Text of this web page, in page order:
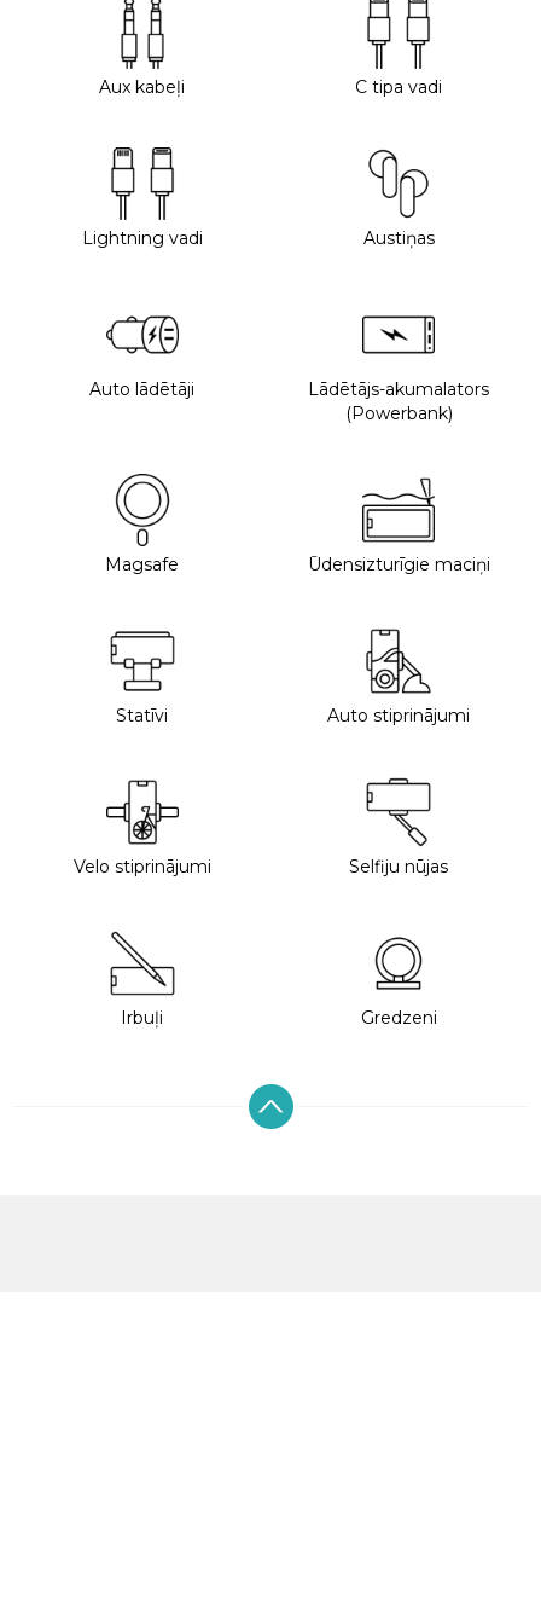
Aux kabeļi C tipa vadi
Lightning vadi Austiņas
Auto lādētāji
Lādētājs-akumalators
(Powerbank)
Magsafe Ūdensizturīgie maciņi
Statīvi Auto stiprinājumi
Velo stiprinājumi Selfiju nūjas
Irbuļi Gredzeni